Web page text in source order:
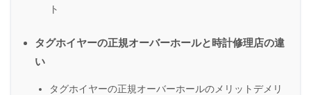
ト
タグホイヤーの正規オーバーホールと時計修理店の違
い
タグホイヤーの正規オーバーホールのメリットデメリ